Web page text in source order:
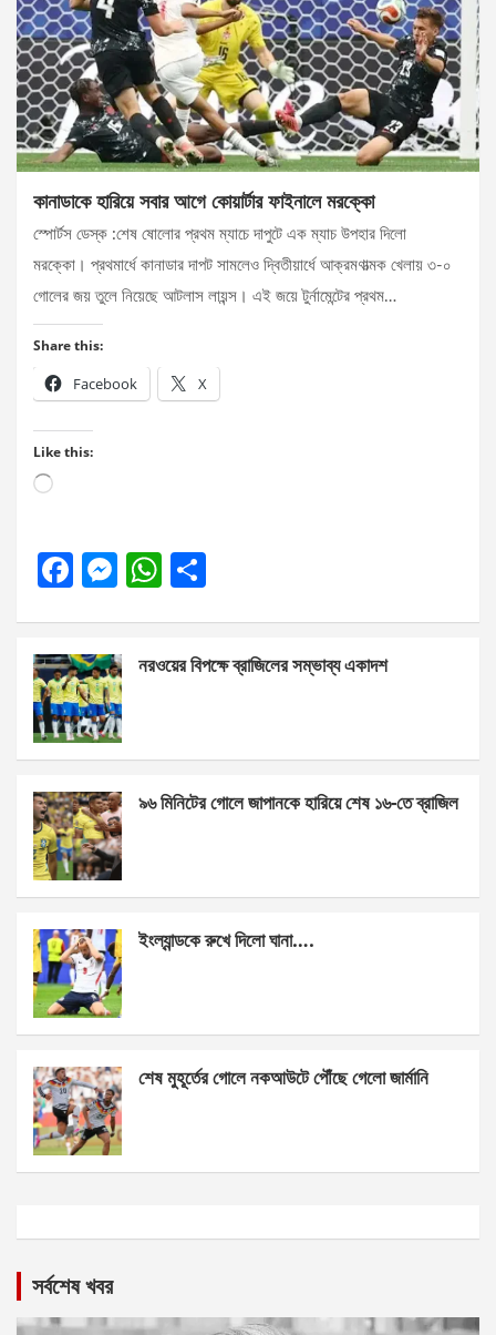
কানাডাকে হারিয়ে সবার আগে কোয়ার্টার ফাইনালে মরক্কো
স্পোর্টস ডেস্ক :শেষ ষোলোর প্রথম ম্যাচে দাপুটে এক ম্যাচ উপহার দিলো
মরক্কো। প্রথমার্ধে কানাডার দাপট সামলেও দ্বিতীয়ার্ধে আক্রমণাত্মক খেলায় ৩-০
গোলের জয় তুলে নিয়েছে আটলাস লায়ন্স। এই জয়ে টুর্নামেন্টের প্রথম…
Share this:
Facebook X
Like this:
Loading…
F
b
o
o
k
M
n
g
er
W
s
p
e
নরওয়ের বিপক্ষে ব্রাজিলের সম্ভাব্য একাদশ
৯৬ মিনিটের গোলে জাপানকে হারিয়ে শেষ ১৬-তে ব্রাজিল
ইংল্যান্ডকে রুখে দিলো ঘানা….
শেষ মুহূর্তের গোলে নকআউটে পৌঁছে গেলো জার্মানি
সর্বশেষ খবর